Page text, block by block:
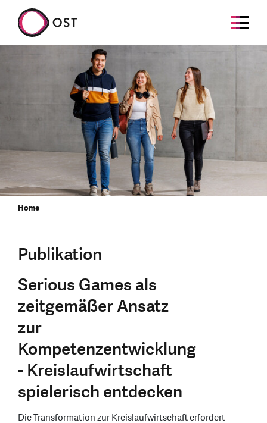
Home
Publikation
Serious Games als
zeitgemäßer Ansatz
zur
Kompetenzentwicklung
- Kreislaufwirtschaft
spielerisch entdecken
Die Transformation zur Kreislaufwirtschaft erfordert